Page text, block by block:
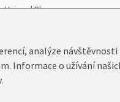
Unimed Pharma
analýze
Informace o užívání